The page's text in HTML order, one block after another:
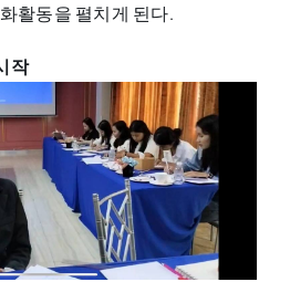
활동을 펼치게 된다.
작